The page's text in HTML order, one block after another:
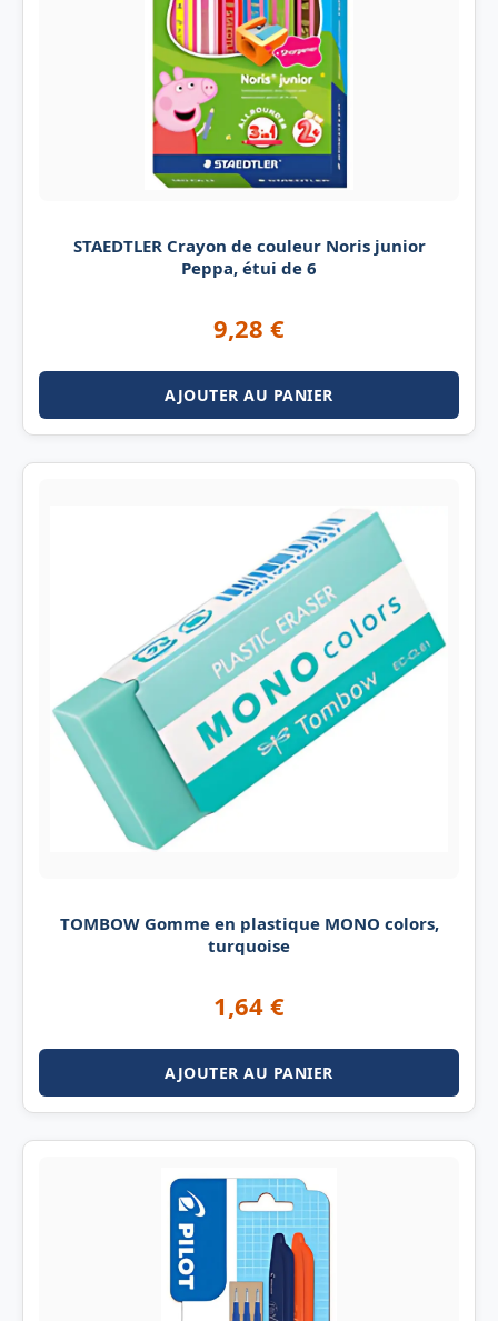
STAEDTLER Crayon de couleur Noris junior
Peppa, étui de 6
9,28 €
AJOUTER AU PANIER
TOMBOW Gomme en plastique MONO colors,
turquoise
1,64 €
AJOUTER AU PANIER